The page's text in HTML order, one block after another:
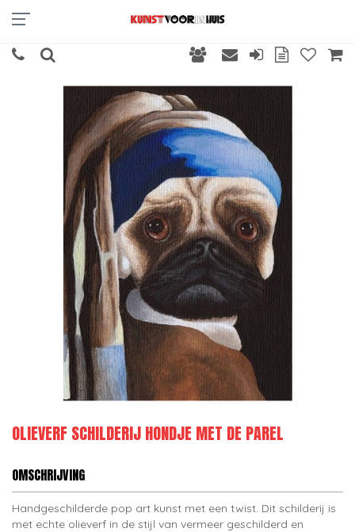
OLIEVERF SCHILDERIJ HONDJE MET DE PAREL
OMSCHRIJVING
Handgeschilderde pop art kunst met een twist. Dit schilderij is
met echte olieverf in de stijl van vermeer geschilderd en